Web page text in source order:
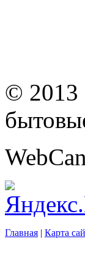
© 2013
Главная | Карта